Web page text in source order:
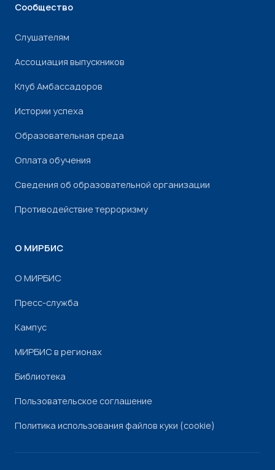
Сообщество
Слушателям
Ассоциация выпускников
Клуб Амбассадоров
Истории успеха
Образовательная среда
Оплата обучения
Сведения об образовательной организации
Противодействие терроризму
О МИРБИС
О МИРБИС
Пресс-служба
Кампус
МИРБИС в регионах
Библиотека
Пользовательское соглашение
Политика использования файлов куки (cookie)